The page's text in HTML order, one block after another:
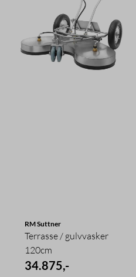
RM Suttner
Terrasse / gulvvasker
120cm
34.875,-